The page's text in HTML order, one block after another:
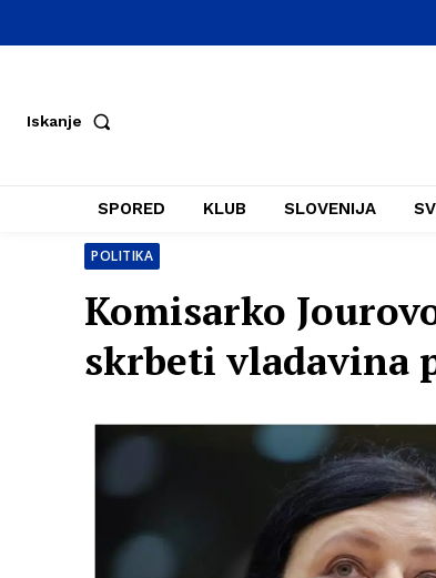
Iskanje
SPORED KLUB SLOVENIJA
POLITIKA
Komisarko
skrbeti vladavina